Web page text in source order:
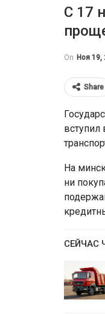
C 17
On Ноя 19,
Share
На
ни
СЕЙЧАС